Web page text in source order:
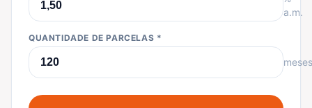
a.m.
QUANTIDADE DE PARCELAS *
meses